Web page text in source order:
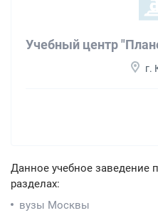
Учебный центр
г.
Данное учебное заведение
разделах:
вузы Москвы